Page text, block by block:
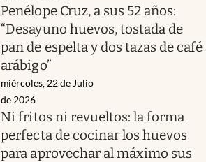
Penélope Cruz, a sus 52 años:
“Desayuno huevos, tostada de
pan de espelta y dos tazas de café
arábigo”
miércoles, 22 de Julio
de 2026
Ni fritos ni revueltos: la forma
perfecta de cocinar los huevos
para aprovechar al máximo sus